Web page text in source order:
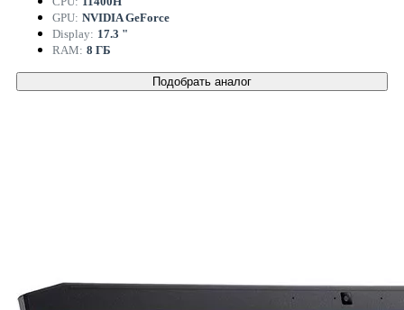
GPU: NVIDIA GeForce
Display: 17.3 "
RAM: 8 ГБ
Подобрать аналог